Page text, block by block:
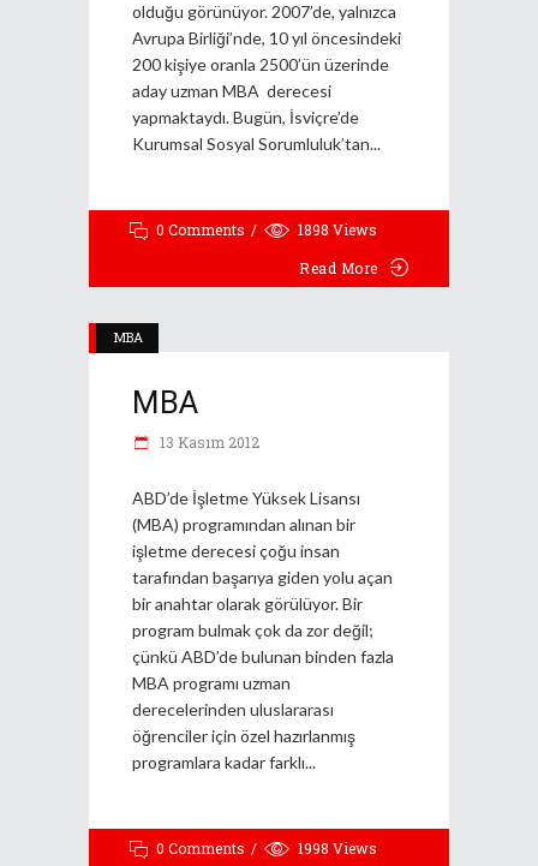
olduğu görünüyor. 2007’de, yalnızca
Avrupa Birliği’nde, 10 yıl öncesindeki
200 kişiye oranla 2500’ün üzerinde
aday uzman MBA derecesi
yapmaktaydı. Bugün, İsviçre’de
Kurumsal Sosyal Sorumluluk’tan
0 Comments 1898 Views
Read More
MBA
MBA
13 Kasım 2012
ABD’de İşletme Yüksek Lisansı
(MBA) programından alınan bir
işletme derecesi çoğu insan
tarafından başarıya giden yolu açan
bir anahtar olarak görülüyor. Bir
program bulmak çok da zor değil;
çünkü ABD’de bulunan binden fazla
MBA programı uzman
derecelerinden uluslararası
öğrenciler için özel hazırlanmış
programlara kadar farklı
0 Comments 1998 Views